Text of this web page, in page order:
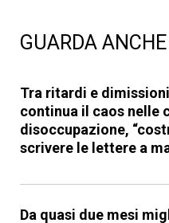
GUARDA ANCHE
Tra ritardi e dimissioni
continua il caos nelle
disoccupazione,
scrivere le lettere a
Da quasi due mesi